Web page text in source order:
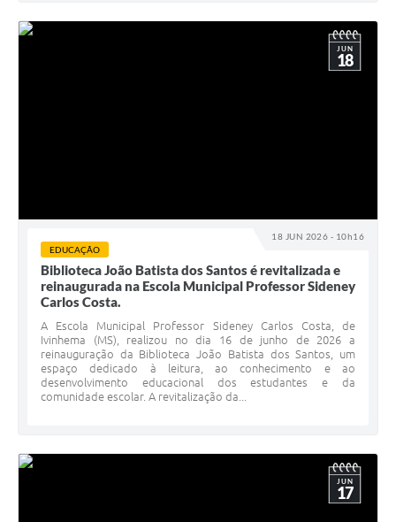
18 JUN 2026 - 10h16
JUN
18
EDUCAÇÃO
Biblioteca João Batista dos Santos é revitalizada e
reinaugurada na Escola Municipal Professor Sideney
Carlos Costa.
A Escola Municipal Professor Sideney Carlos Costa, de
Ivinhema (MS), realizou no dia 16 de junho de 2026 a
reinauguração da Biblioteca João Batista dos Santos, um
espaço dedicado à leitura, ao conhecimento e ao
desenvolvimento educacional dos estudantes e da
comunidade escolar. A revitalização da...
JUN
17